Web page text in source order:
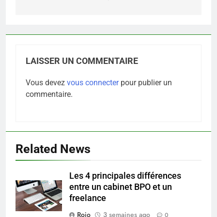
LAISSER UN COMMENTAIRE
Vous devez vous connecterpour publier un
commentaire.
Related News
Les 4 principales différences
entre un cabinet BPO et un
freelance
Rojo
3 semaines ago 0
Prévenir les chutes chez les
exercices
sérieux à un tarif juste ?
BIEN ÊTRE
7
Sclérose en plaques et
maternité : tout ce que les
femmes enceintes doivent